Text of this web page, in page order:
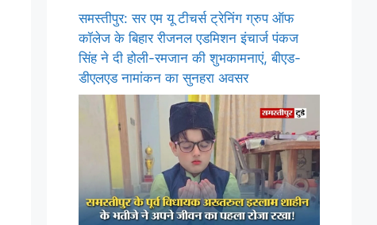
समस्तीपुर: सर एम यू टीचर्स ट्रेनिंग ग्रुप ऑफ
कॉलेज के बिहार रीजनल एडमिशन इंचार्ज पंकज
सिंह ने दी होली-रमजान की शुभकामनाएं, बीएड-
डीएलएड नामांकन का सुनहरा अवसर